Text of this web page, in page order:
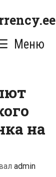
Меню
на
admin